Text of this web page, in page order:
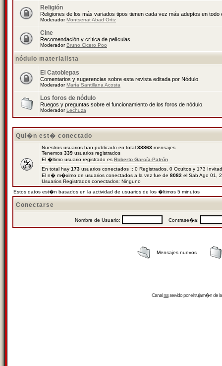
Religión
Religiones de los más variados tipos tienen cada vez más adeptos en todo
ModeradorMontserrat Abad Ortiz
Cine
Recomendación y crítica de películas.
ModeradorBruno Cicero Poo
nódulo materialista
El Catoblepas
Comentarios y sugerencias sobre esta revista editada por Nódulo.
ModeradorMaría Santillana Acosta
Los foros de nódulo
Ruegos y preguntas sobre el funcionamiento de los foros de nódulo.
ModeradorLechuza
Qui�n est� conectado
Nuestros usuarios han publicado en total 38863 mensajes
Tenemos 339 usuarios registrados
El �ltimo usuario registrado es Roberto García-Patrón
En total hay 173 usuarios conectados :: 0 Registrados, 0 Ocultos y 173
El n� m�ximo de usuarios conectados a la vez fue de 8082 el Sab Ago 01,
Usuarios Registrados conectados: Ninguno
Estos datos est�n basados en la actividad de usuarios de los �ltimos 5 minutos
Conectarse
Nombre de Usuario: Contrase�a:
Mensajes nuevos
Canalrssservido por eltrujam�nde